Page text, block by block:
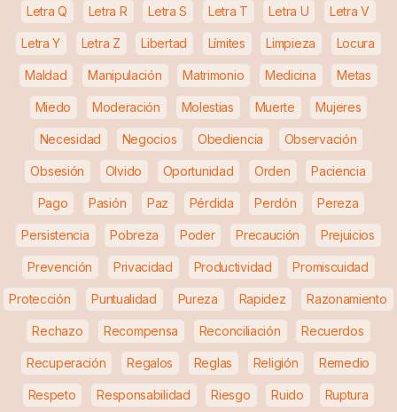
Letra Q Letra R Letra S Letra T Letra U Letra V
Letra Y Letra Z Libertad Límites Limpieza Locura
Maldad Manipulación Matrimonio Medicina Metas
Miedo Moderación Molestias Muerte Mujeres
Necesidad Negocios Obediencia Observación
Obsesión Olvido Oportunidad Orden Paciencia
Pago Pasión Paz Pérdida Perdón Pereza
Persistencia Pobreza Poder Precaución Prejuicios
Prevención Privacidad Productividad Promiscuidad
Protección Puntualidad Pureza Rapidez Razonamiento
Rechazo Recompensa Reconciliación Recuerdos
Recuperación Regalos Reglas Religión Remedio
Respeto Responsabilidad Riesgo Ruido Ruptura